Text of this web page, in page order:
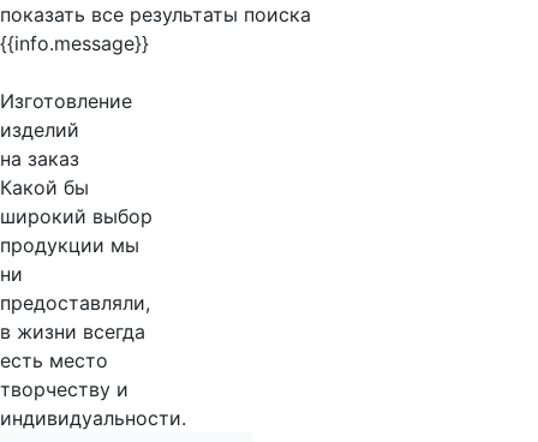
показать все результаты поиска
{{info.message}}
Изготовление
изделий
на заказ
Какой бы
широкий выбор
продукции мы
ни
предоставляли,
в жизни всегда
есть место
творчеству и
индивидуальности.